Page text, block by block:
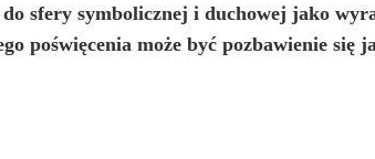
sfery symbolicznej i duchowej jako
poświęcenia może być pozbawienie się